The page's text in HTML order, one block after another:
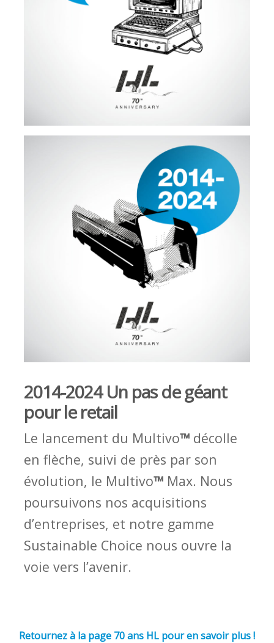
2014-2024 Un pas de géant
pour le retail
Le lancement du Multivo™ décolle
en flèche, suivi de près par son
évolution, le Multivo™ Max. Nous
poursuivons nos acquisitions
d’entreprises, et notre gamme
Sustainable Choice nous ouvre la
voie vers l’avenir.
Retournez à la page 70 ans HL pour en savoir plus !